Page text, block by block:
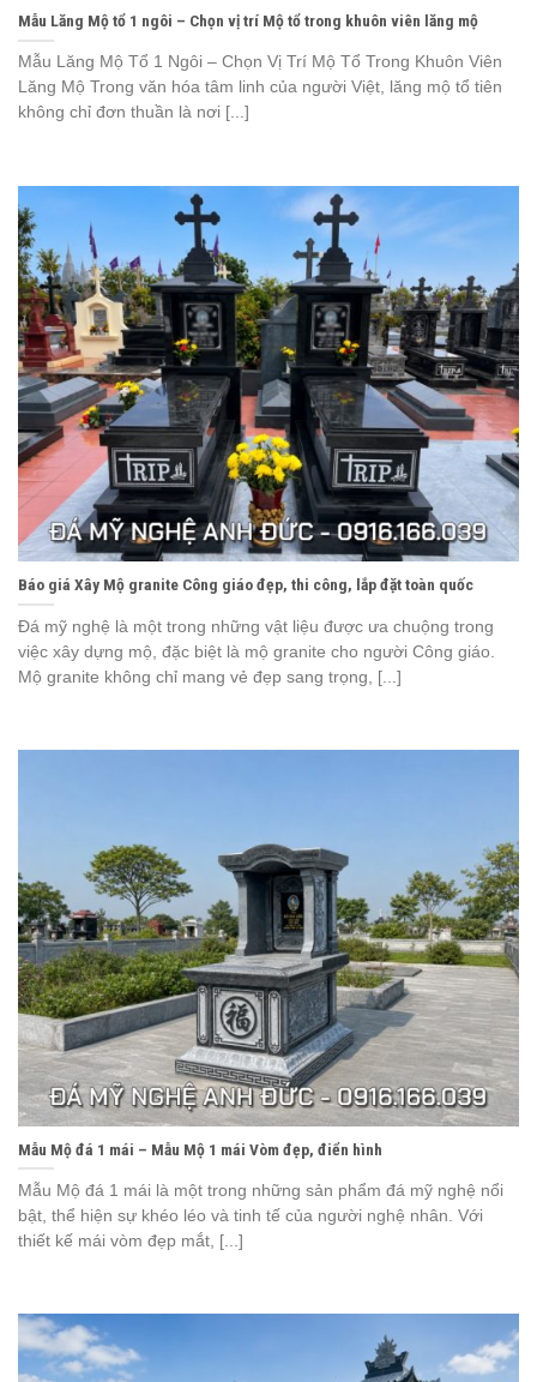
Mẫu Lăng Mộ tổ 1 ngôi – Chọn vị trí Mộ tổ trong khuôn viên lăng mộ
Mẫu Lăng Mộ Tổ 1 Ngôi – Chọn Vị Trí Mộ Tổ Trong Khuôn Viên
Lăng Mộ Trong văn hóa tâm linh của người Việt, lăng mộ tổ tiên
không chỉ đơn thuần là nơi [...]
Báo giá Xây Mộ granite Công giáo đẹp, thi công, lắp đặt toàn quốc
Đá mỹ nghệ là một trong những vật liệu được ưa chuộng trong
việc xây dựng mộ, đặc biệt là mộ granite cho người Công giáo.
Mộ granite không chỉ mang vẻ đẹp sang trọng, [...]
Mẫu Mộ đá 1 mái – Mẫu Mộ 1 mái Vòm đẹp, điển hình
Mẫu Mộ đá 1 mái là một trong những sản phẩm đá mỹ nghệ nổi
bật, thể hiện sự khéo léo và tinh tế của người nghệ nhân. Với
thiết kế mái vòm đẹp mắt, [...]